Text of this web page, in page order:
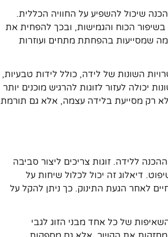
שיכול להשפיע על החוויה הכללית.
בשיפור הכוח והגמישות, ובכך להפחית את
שמסייעות בהפחתת מתחים ועוזרות
השונות של לידה, כולל לידות טבעיות,
יכולה לעזור לזוגות להרגיש מוכנים יותר
רק מסייעת בלידה עצמה, אלא גם תורמת
ללידה. זוגות צריכים ליצור סביבה
דיאלוג זה יכול לכלול שיחות על
לאחר הגעת התינוק. כך ניתן להקל על
של כל אחד מבני הזוג לגבי